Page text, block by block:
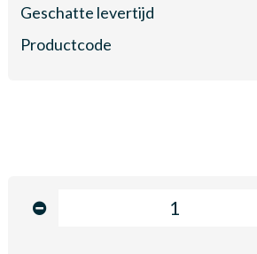
Geschatte levertijd
Productcode